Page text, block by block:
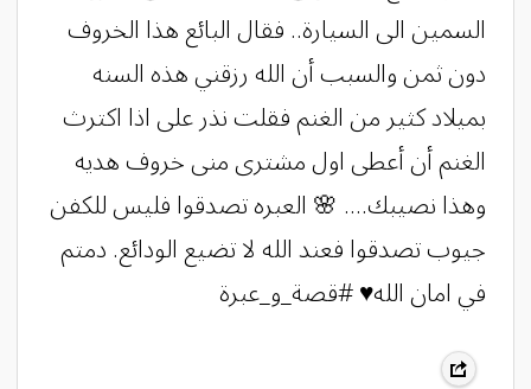
السمين الى السيارة.. فقال البائع هذا الخروف
دون ثمن والسبب أن الله رزقني هذه السنه
بميلاد كثير من الغنم فقلت نذر على اذا اكترث
الغنم أن أعطى اول مشترى منى خروف هديه
وهذا نصيبك.... 🌸 العبره تصدقوا فليس للكفن
جيوب تصدقوا فعند الله لا تضيع الودائع. دمتم
في امان الله♥ #قصة_و_عبرة